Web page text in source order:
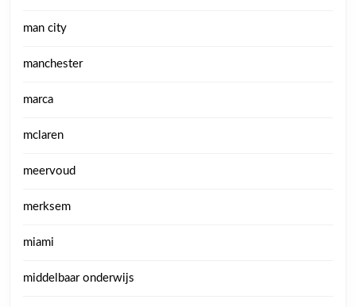
man city
manchester
marca
mclaren
meervoud
merksem
miami
middelbaar onderwijs